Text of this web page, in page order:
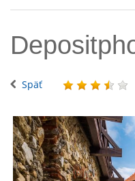
Späť